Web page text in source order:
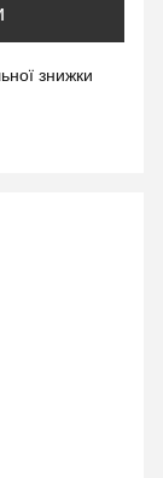
знижки